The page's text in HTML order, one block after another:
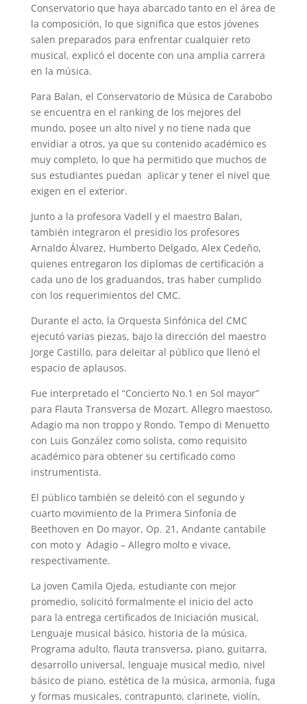
Conservatorio que haya abarcado tanto en el área de
la composición, lo que significa que estos jóvenes
salen preparados para enfrentar cualquier reto
musical, explicó el docente con una amplia carrera
en la música.
Para Balan, el Conservatorio de Música de Carabobo
se encuentra en el ranking de los mejores del
mundo, posee un alto nivel y no tiene nada que
envidiar a otros, ya que su contenido académico es
muy completo, lo que ha permitido que muchos de
sus estudiantes puedan aplicar y tener el nivel que
exigen en el exterior.
Junto a la profesora Vadell y el maestro Balan,
también integraron el presidio los profesores
Arnaldo Álvarez, Humberto Delgado, Alex Cedeño,
quienes entregaron los diplomas de certificación a
cada uno de los graduandos, tras haber cumplido
con los requerimientos del CMC.
Durante el acto, la Orquesta Sinfónica del CMC
ejecutó varias piezas, bajo la dirección del maestro
Jorge Castillo, para deleitar al público que llenó el
espacio de aplausos.
Fue interpretado el “Concierto No.1 en Sol mayor”
para Flauta Transversa de Mozart. Allegro maestoso,
Adagio ma non troppo y Rondo. Tempo di Menuetto
con Luis González como solista, como requisito
académico para obtener su certificado como
instrumentista.
El público también se deleitó con el segundo y
cuarto movimiento de la Primera Sinfonía de
Beethoven en Do mayor, Op. 21, Andante cantabile
con moto y Adagio – Allegro molto e vivace,
respectivamente.
La joven Camila Ojeda, estudiante con mejor
promedio, solicitó formalmente el inicio del acto
para la entrega certificados de Iniciación musical,
Lenguaje musical básico, historia de la música,
Programa adulto, flauta transversa, piano, guitarra,
desarrollo universal, lenguaje musical medio, nivel
básico de piano, estética de la música, armonía, fuga
y formas musicales, contrapunto, clarinete, violín,